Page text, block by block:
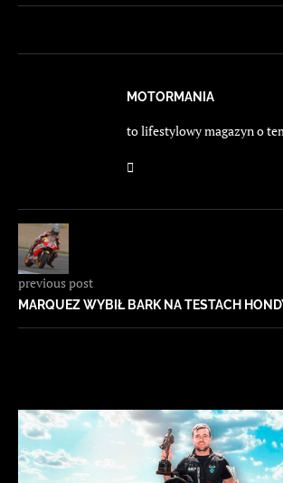
MOTORMANIA
to lifestylowy magazyn o
previous post
MARQUEZ WYBIŁ BARK NA TESTACH